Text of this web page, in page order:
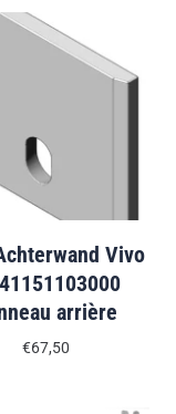
Vivo
arrière
€67,50